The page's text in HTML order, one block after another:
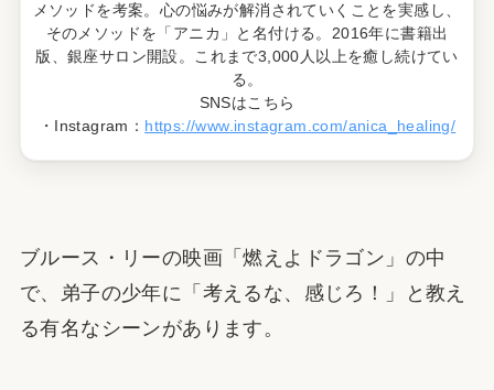
メソッドを考案。心の悩みが解消されていくことを実感し、
そのメソッドを「アニカ」と名付ける。2016年に書籍出
版、銀座サロン開設。これまで3,000人以上を癒し続けてい
る。
SNSはこちら
・Instagram： https://www.instagram.com/anica_healing/
ブルース・リーの映画「燃えよドラゴン」の中
で、弟子の少年に「考えるな、感じろ！」と教え
る有名なシーンがあります。